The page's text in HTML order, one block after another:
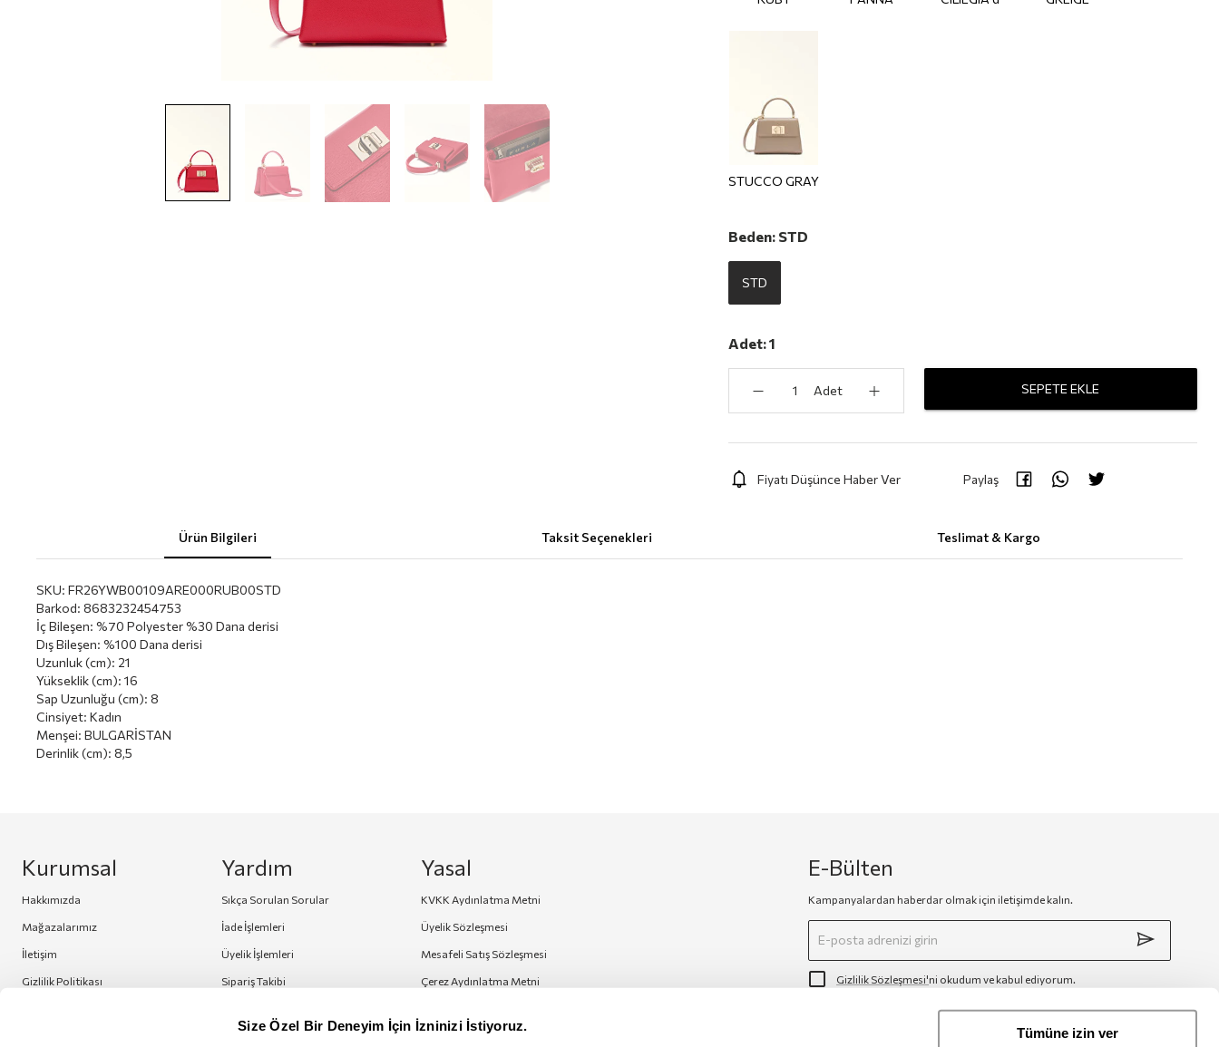
Size Özel Bir Deneyim İçin İzninizi İstiyoruz.
Tümüne izin ver
STUCCO GRAY
Beden: STD
STD
Adet:1
Adet SEPETE EKLE
Fiyatı Düşünce Haber Ver Paylaş
Ürün Bilgileri Taksit Seçenekleri Teslimat & Kargo
SKU: FR26YWB00109ARE000RUB00STD
Barkod: 8683232454753
İç Bileşen: %70 Polyester %30 Dana derisi
Dış Bileşen: %100 Dana derisi
Uzunluk (cm): 21
Yükseklik (cm): 16
Sap Uzunluğu (cm): 8
Cinsiyet: Kadın
Menşei: BULGARİSTAN
Derinlik (cm): 8,5
Kurumsal
Hakkımızda
Mağazalarımız
İletişim
Gizlilik Politikası
Yardım
Sıkça Sorulan Sorular
İade İşlemleri
Üyelik İşlemleri
Sipariş Takibi
Yasal
KVKK Aydınlatma Metni
Üyelik Sözleşmesi
Mesafeli Satış Sözleşmesi
Çerez Aydınlatma Metni
E-Bülten
Kampanyalardan haberdar olmak için iletişimde kalın.
Gizlilik Sözleşmesi'ni okudum ve kabul ediyorum.